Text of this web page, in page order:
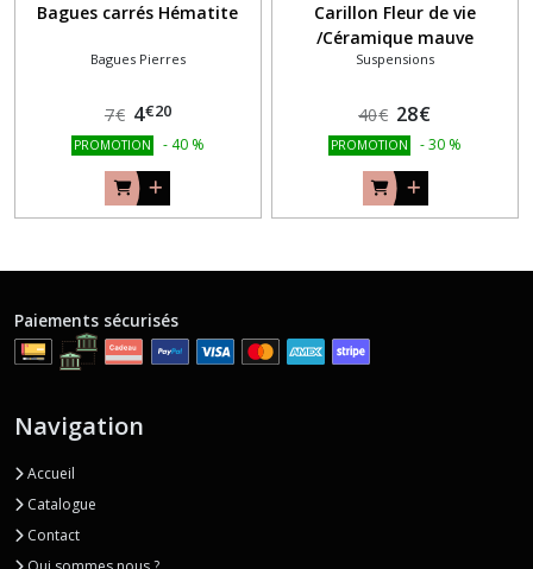
Bagues carrés Hématite
Bagues Pierres
7€ 4€20
PROMOTION - 40 %
Carillon Fleur de vie
/Céramique mauve
Suspensions
40€ 28€
PROMOTION -30 %
Paiements sécurisés
Navigation
Accueil
Catalogue
Contact